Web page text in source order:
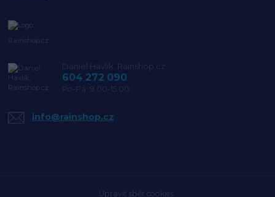
Rainshop.cz
Daniel Havlík, Rainshop.cz
604 272 090
Po-Pá: 9.00-15.00
info@rainshop.cz
Upravit sběr cookies.